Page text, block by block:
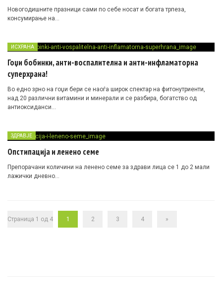
Новогодишните празници сами по себе носат и богата трпеза,
консумирање на…
ИСХРАНА
Гоџи бобинки, анти-воспалителна и анти-инфламаторна
суперхрана!
Во едно зрно на гоџи бери се наоѓа широк спектар на фитонутриенти,
над 20 различни витамини и минерали и се разбира, богатство од
антиоксиданси…
ЗДРАВЈЕ
Опстипација и ленено семе
Препорачани количини на ленено семе за здрави лица се 1 до 2 мали
лажички дневно…
Страница 1 од 4 1 2 3 4 »